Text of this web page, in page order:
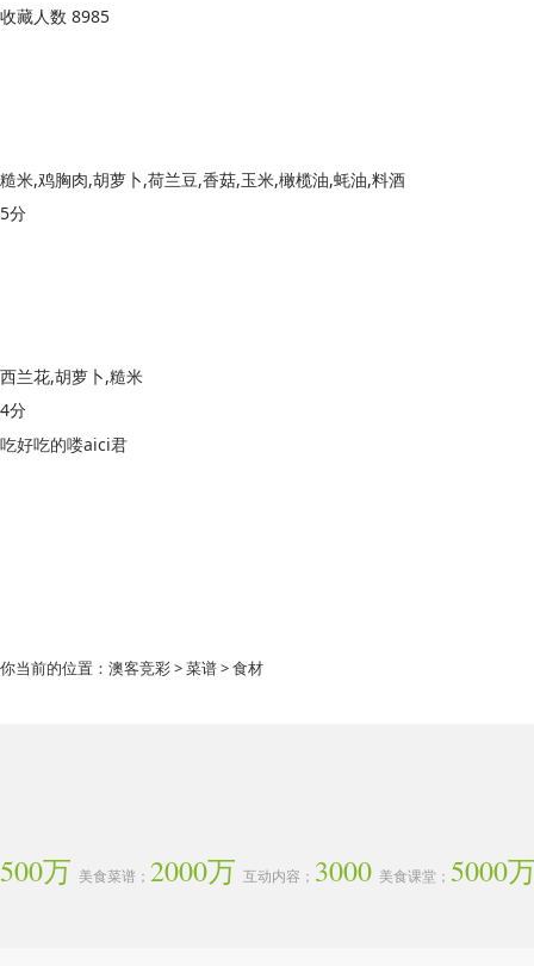
收藏人数 8985
糙米,鸡胸肉,胡萝卜,荷兰豆,香菇,玉米,橄榄油,蚝油,料酒
5分
西兰花,胡萝卜,糙米
4分
吃好吃的喽aici君
你当前的位置： 澳客竞彩>菜谱> 食材
500万 美食菜谱； 2000万 互动内容； 3000 美食课堂； 5000